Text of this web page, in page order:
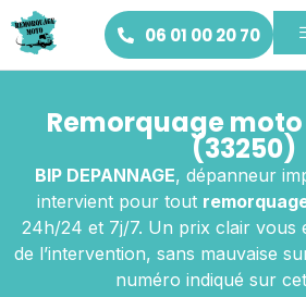
06 01 00 20 70
Remorquage
(33250)
BIP DEPANNAGE, dépanneur
intervient pour tout
24h/24 et 7j/7. Un prix clair vous
de l’intervention, sans mauvaise
numéro indiqué sur